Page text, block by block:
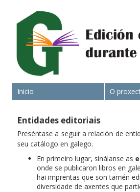
Inicio O
Entidades editoriais
Preséntase a seguir a relación de
seu catálogo en galego.
En primeiro lugar, sinálanse as
onde se publicaron libros en
hai imprentas que son tamén
diversidade de axentes que